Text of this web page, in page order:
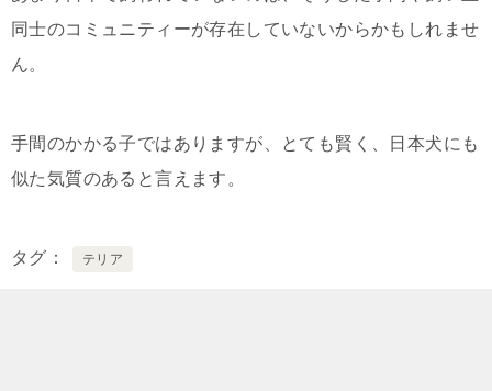
同士のコミュニティーが存在していないからかもしれませ
ん。
手間のかかる子ではありますが、とても賢く、日本犬にも
似た気質のあると言えます。
タグ テリア